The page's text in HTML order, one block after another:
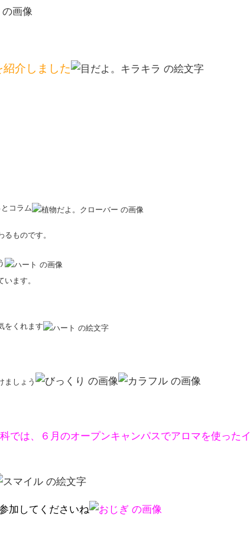
紹介しました
コラム
ものです。
います。
をくれます
ましょう
では、６月のオープンキャンパスでアロマを使った
加してくださいね